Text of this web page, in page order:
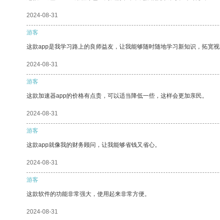
2024-08-31
游客
这款app是我学习路上的良师益友，让我能够随时随地学习新知识，拓宽
2024-08-31
游客
这款加速器app的价格有点贵，可以适当降低一些，这样会更加亲民。
2024-08-31
游客
这款app就像我的财务顾问，让我能够省钱又省心。
2024-08-31
游客
这款软件的功能非常强大，使用起来非常方便。
2024-08-31